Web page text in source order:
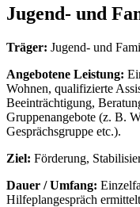
Jugend- und
Träger: Jugend- und
Angebotene Leistung:
Wohnen, qualifizierte
Beeinträchtigung,
Gruppenangebote (z. B.
Gesprächsgruppe etc.).
Ziel: Förderung,
Dauer / Umfang:
Hilfeplangespräch